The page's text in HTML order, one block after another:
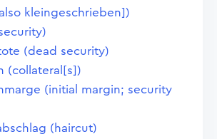
kleingeschrieben])
(dead security)
(collateral[s])
(initial margin; security
(haircut)